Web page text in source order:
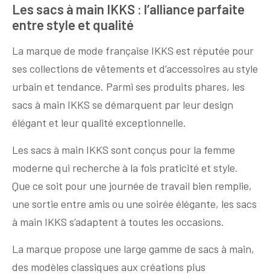
Les sacs à main IKKS : l’alliance parfaite
entre style et qualité
La marque de mode française IKKS est réputée pour
ses collections de vêtements et d’accessoires au style
urbain et tendance. Parmi ses produits phares, les
sacs à main IKKS se démarquent par leur design
élégant et leur qualité exceptionnelle.
Les sacs à main IKKS sont conçus pour la femme
moderne qui recherche à la fois praticité et style.
Que ce soit pour une journée de travail bien remplie,
une sortie entre amis ou une soirée élégante, les sacs
à main IKKS s’adaptent à toutes les occasions.
La marque propose une large gamme de sacs à main,
des modèles classiques aux créations plus